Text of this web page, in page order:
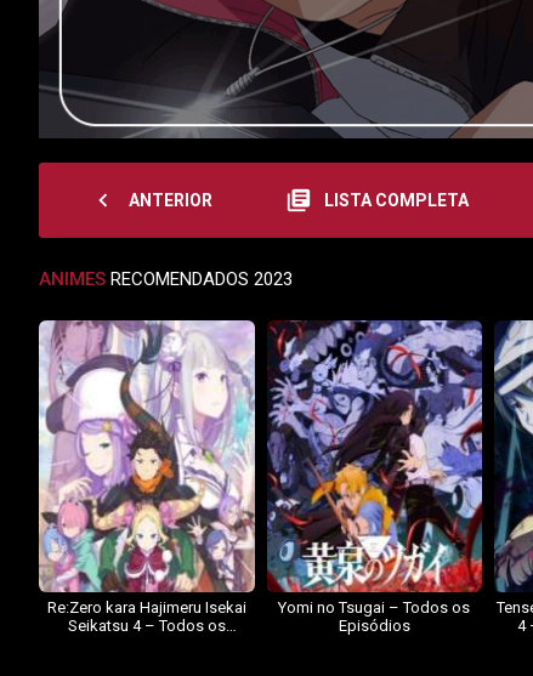
navigate_before ANTERIOR library_books LISTA COMPLETA
ANIMES RECOMENDADOS 2023
Re:Zero kara Hajimeru Isekai
Seikatsu 4 – Todos os
Yomi no Tsugai – Todos os
Episódios
4